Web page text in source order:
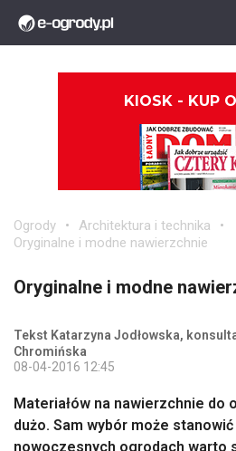
KIOSK - KUP
Ogrody
Architektura i technika
Oryginalne i modne nawierzchnie
Oryginalne i modne
Tekst Katarzyna Jodłowska,
Chromińska
08-04-2016 12:45
Materiałów na nawierzchnie do
dużo. Sam wybór może
nowoczesnych ogrodach warto